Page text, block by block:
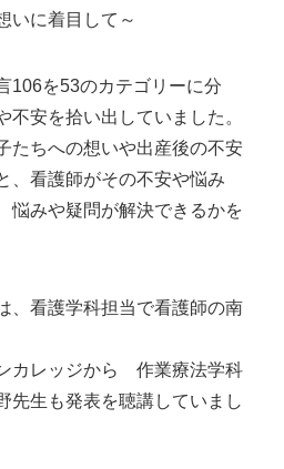
いに着目して～
106を53のカテゴリーに分
不安を拾い出していました。
たちへの想いや出産後の不安
、看護師がその不安や悩み
悩みや疑問が解決できるかを
、看護学科担当で看護師の南
カレッジから 作業療法学科
先生 も発表を聴講していまし